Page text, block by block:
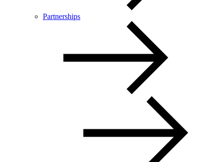
Partnerships